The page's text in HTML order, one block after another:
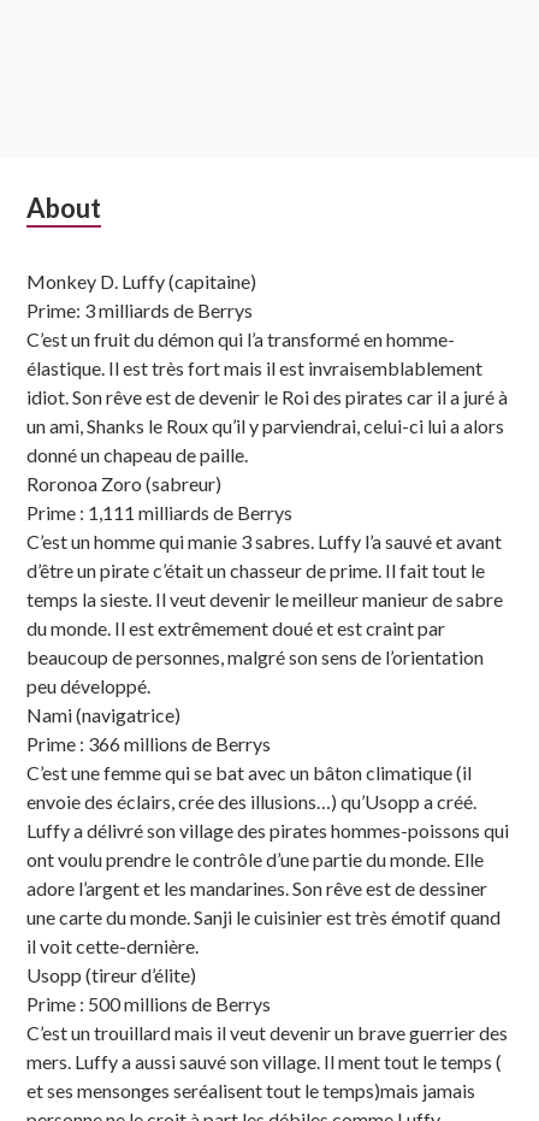
Subsidiary
About
Monkey D. Luffy (capitaine)
Prime: 3 milliards de Berrys
C’est un fruit du démon qui l’a transformé en homme-
élastique. Il est très fort mais il est invraisemblablement
idiot. Son rêve est de devenir le Roi des pirates car il a juré à
un ami, Shanks le Roux qu’il y parviendrai, celui-ci lui a alors
donné un chapeau de paille.
Roronoa Zoro (sabreur)
Prime : 1,111 milliards de Berrys
C’est un homme qui manie 3 sabres. Luffy l’a sauvé et avant
d’être un pirate c’était un chasseur de prime. Il fait tout le
temps la sieste. Il veut devenir le meilleur manieur de sabre
du monde. Il est extrêmement doué et est craint par
beaucoup de personnes, malgré son sens de l’orientation
peu développé.
Nami (navigatrice)
Prime : 366 millions de Berrys
C’est une femme qui se bat avec un bâton climatique (il
envoie des éclairs, crée des illusions…) qu’Usopp a créé.
Luffy a délivré son village des pirates hommes-poissons qui
ont voulu prendre le contrôle d’une partie du monde. Elle
adore l’argent et les mandarines. Son rêve est de dessiner
une carte du monde. Sanji le cuisinier est très émotif quand
il voit cette-dernière.
Usopp (tireur d’élite)
Prime : 500 millions de Berrys
C’est un trouillard mais il veut devenir un brave guerrier des
mers. Luffy a aussi sauvé son village. Il ment tout le temps (
et ses mensonges seréalisent tout le temps)mais jamais